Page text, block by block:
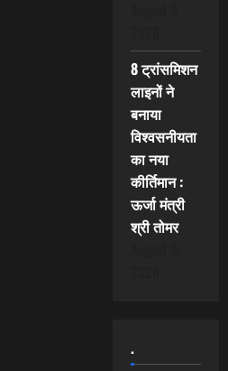
8 ट्रांसमिशन
लाइनों ने
बनाया
विश्वसनीयता
का नया
कीर्तिमान :
ऊर्जा मंत्री
श्री तोमर
.